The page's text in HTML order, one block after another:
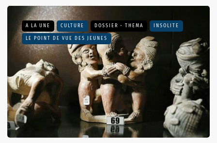
A LA UNE CULTURE DOSSIER - THEMA INSOLITE
LE POINT DE VUE DES JEUNES